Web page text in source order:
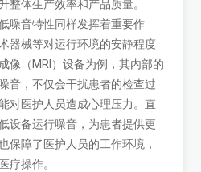
整体生产效率和产品质量。
噪音特性同样发挥着重要作
器械等对运行环境的安静程度
像（MRI）设备为例，其内部的
音，不仅会干扰患者的检查过
对医护人员造成心理压力。直
设备运行噪音，为患者提供更
保障了医护人员的工作环境，
疗操作。